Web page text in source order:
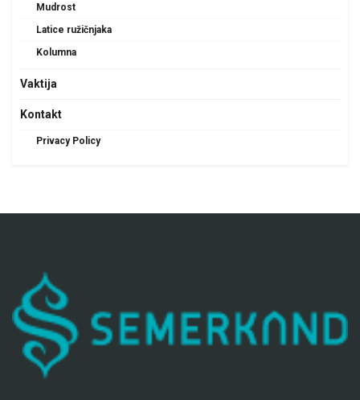
Mudrost
Latice ružičnjaka
Kolumna
Vaktija
Kontakt
Privacy Policy